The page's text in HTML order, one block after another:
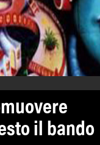
il bando